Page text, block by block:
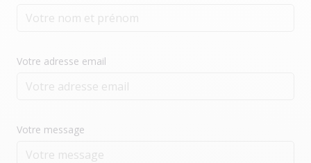
Votre adresse email
Votre message